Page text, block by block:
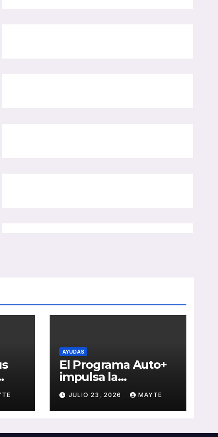
AYUDAS
El Programa Auto+
impulsa la
renovación de flotas
con ayudas a
vehículos eléctricos
JULIO 23, 2026 MAYTE